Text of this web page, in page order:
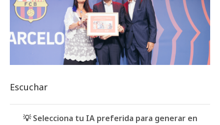
Escuchar
💡 Selecciona tu IA preferida para generar en